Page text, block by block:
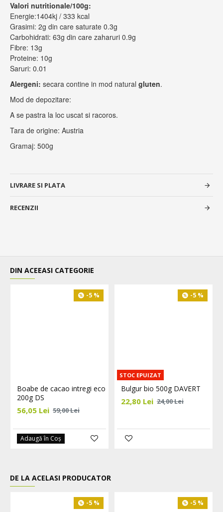
Valori nutritionale/100g:
Energie:1404kj / 333 kcal
Grasimi: 2g din care saturate 0.3g
Carbohidrati: 63g din care zaharuri 0.9g
Fibre: 13g
Proteine: 10g
Saruri: 0.01
Alergeni: secara contine in mod natural gluten.
Mod de depozitare:
A se pastra la loc uscat si racoros.
Tara de origine: Austria
Gramaj: 500g
LIVRARE SI PLATA
RECENZII
DIN ACEEASI CATEGORIE
-5 %
Boabe de cacao intregi eco
200g DS
56,05 Lei 59,00 Lei
Adaugă în Coş
-5 %
STOC EPUIZAT
Bulgur bio 500g DAVERT
22,80 Lei 24,00 Lei
DE LA ACELASI PRODUCATOR
-5 % -5 %